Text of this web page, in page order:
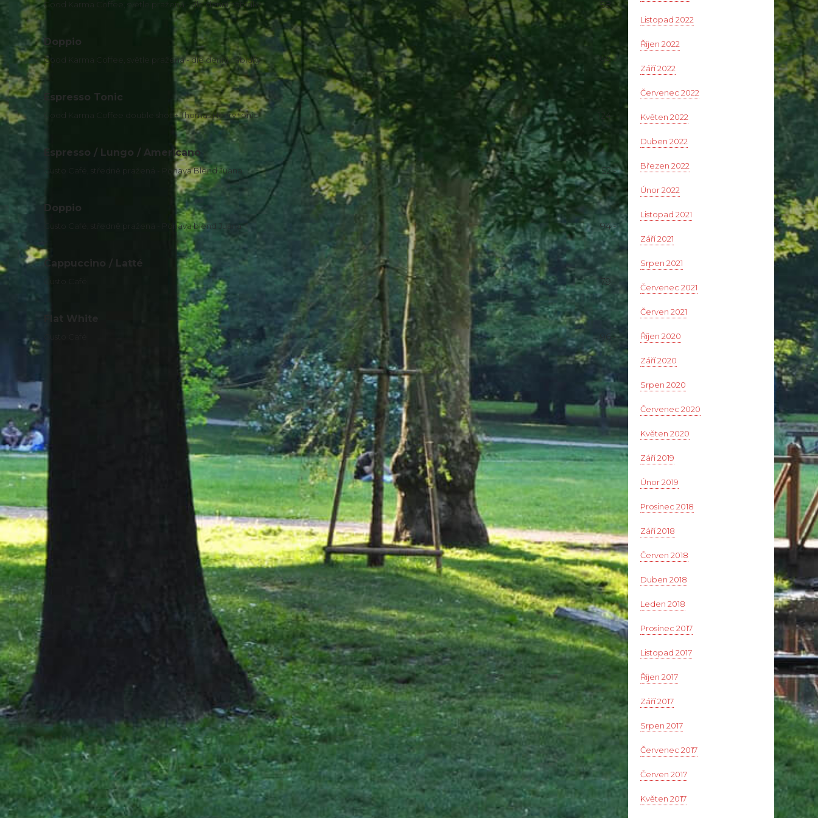
58,-
Good Karma Coffee, světle pražená - dle denní nabídky
Doppio
99,-
Good Karma Coffee, světle pražená - dle denní nabídky
Espresso Tonic
124,-
Good Karma Coffee double shot + Thomas Henry tonic
Espresso / Lungo / Americano
52,-
Gusto Café, středně pražená - Ponava Blend Juana
Doppio
94,-
Gusto Café, středně pražená - Ponava blend Juana
Cappuccino / Latté
79,-
Gusto Café
96,-
Listopad 2022
Říjen 2022
Září 2022
Červenec 2022
Květen 2022
Duben 2022
Březen 2022
Únor 2022
Listopad 2021
Září 2021
Srpen 2021
Červenec 2021
Červen 2021
Říjen 2020
Září 2020
Srpen 2020
Červenec 2020
Květen 2020
Září 2019
Únor 2019
Prosinec 2018
Září 2018
Červen 2018
Duben 2018
Leden 2018
Prosinec 2017
Listopad 2017
Říjen 2017
Září 2017
Srpen 2017
Červenec 2017
Červen 2017
Květen 2017